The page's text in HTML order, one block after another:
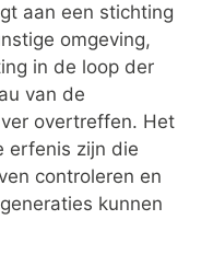
aan een stichting
omgeving,
in de loop der
van de
overtreffen. Het
erfenis zijn die
controleren en
kunnen